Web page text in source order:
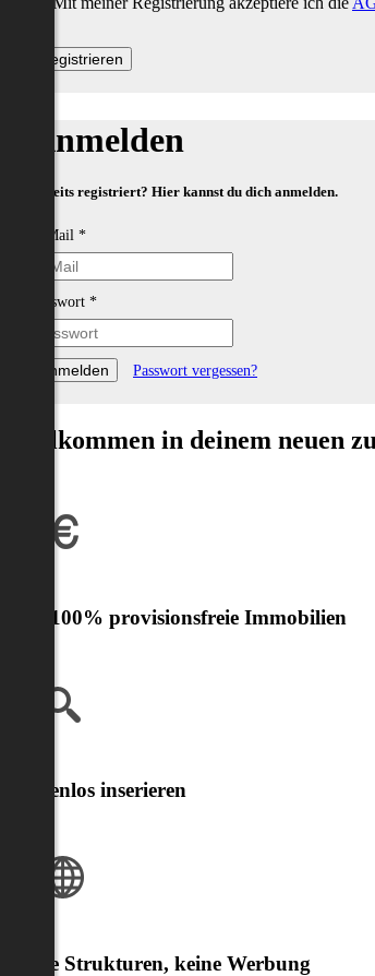
Anmelden
Bereits registriert? Hier kannst du dich anmelden.
E-Mail *
Passwort *
Passwort vergessen?
Willkommen in deinem neuen
Nur 100% provisionsfreie Immobilien
Kostenlos inserieren
Klare Strukturen, keine Werbung